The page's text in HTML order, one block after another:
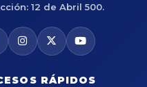
12 de Abril 500.
RÁPIDOS